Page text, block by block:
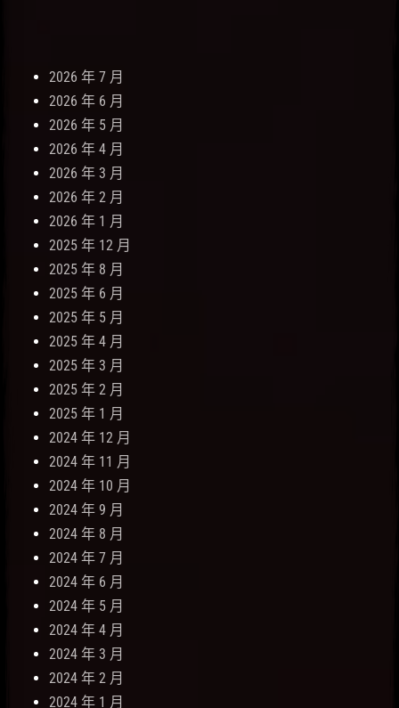
2026 年 7 月
2026 年 6 月
2026 年 5 月
2026 年 4 月
2026 年 3 月
2026 年 2 月
2026 年 1 月
2025 年 12 月
2025 年 8 月
2025 年 6 月
2025 年 5 月
2025 年 4 月
2025 年 3 月
2025 年 2 月
2025 年 1 月
2024 年 12 月
2024 年 11 月
2024 年 10 月
2024 年 9 月
2024 年 8 月
2024 年 7 月
2024 年 6 月
2024 年 5 月
2024 年 4 月
2024 年 3 月
2024 年 2 月
2024 年 1 月